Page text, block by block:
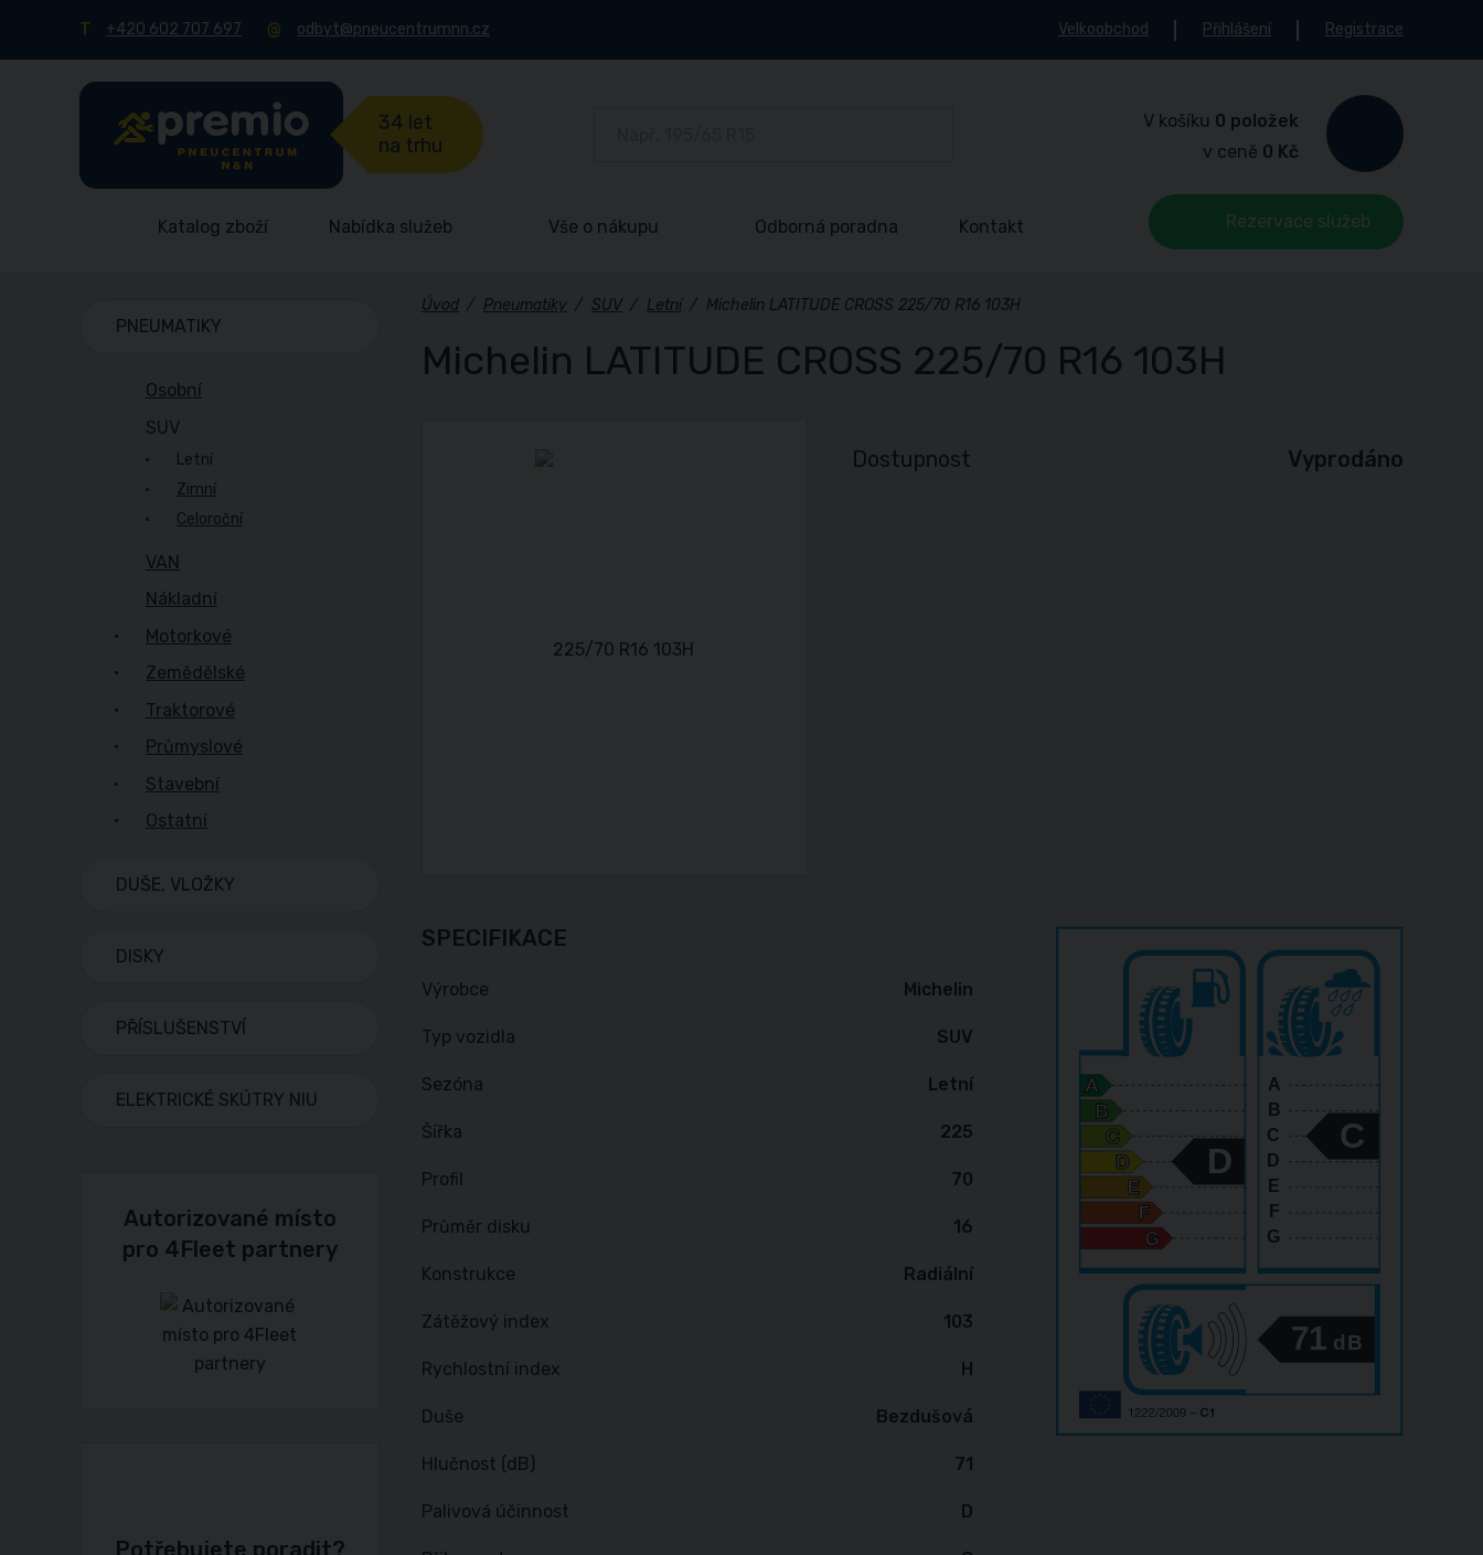
+420 602 707 697 odbyt@pneucentrumnn.cz Velkoobchod Přihlášení Registrace
34 let
na trhu
V košíku 0 položek
v ceně 0 Kč
Katalog zboží Nabídka služeb Vše o nákupu Odborná poradna Kontakt Rezervace služeb
Úvod / Pneumatiky / SUV / Letní / Michelin LATITUDE CROSS 225/70 R16 103H
Michelin LATITUDE CROSS 225/70 R16 103H
Dostupnost Vyprodáno
SPECIFIKACE
Výrobce Michelin
Typ vozidla SUV
Sezóna Letní
Šířka 225
Profil 70
Průměr disku 16
Konstrukce Radiální
Zátěžový index 103
Rychlostní index H
Duše Bezdušová
Hlučnost (dB) 71
Palivová účinnost D
A
B
C
D
E
F
G
71 dB
D
C
PNEUMATIKY
Osobní
SUV
Letní
Zimní
Celoroční
VAN
Nákladní
Motorkové
Zemědělské
Traktorové
Průmyslové
Stavební
Ostatní
DUŠE, VLOŽKY
DISKY
PŘÍSLUŠENSTVÍ
ELEKTRICKÉ SKÚTRY NIU
Autorizované místo
pro 4Fleet partnery